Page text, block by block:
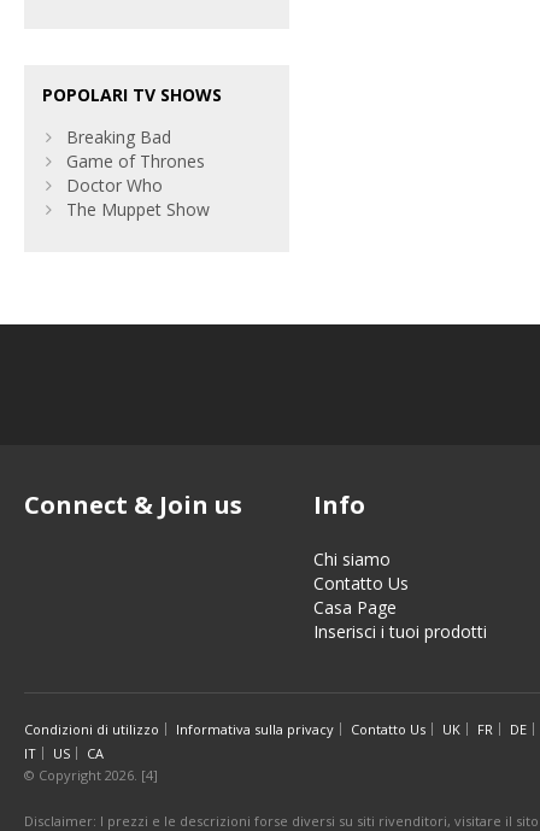
POPOLARI TV SHOWS
Breaking Bad
Game of Thrones
Doctor Who
The Muppet Show
Connect & Join us Info
Chi siamo
Contatto Us
Casa Page
Inserisci i tuoi prodotti
Condizioni di utilizzo Informativa sulla privacy Contatto Us UK FR
DE
IT
US
CA
© Copyright 2026. [4]
Disclaimer: I prezzi e le descrizioni forse diversi su siti rivenditori, visitare il